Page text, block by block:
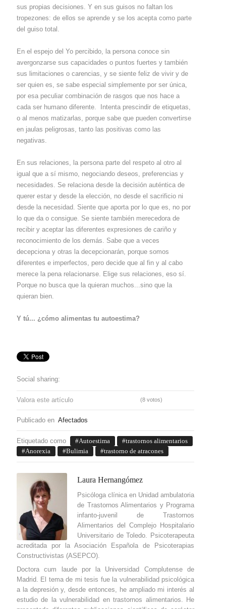
sus propias decisiones. Y en sus guisos no faltan los
tropezones: de ellos se aprende y se los acepta como parte
del guiso total.
En el espejo del Yo percibido, la persona conoce sin
avergonzarse sus capacidades o puntos fuertes y también
sus limitaciones o carencias, y se siente feliz de vivir y de
ser quien es, se sabe especial simplemente por ser única,
por esa peculiar combinación de rasgos que nos hace a
cada ser humano diferente. Intenta prescindir de etiquetas,
o al menos matizarlas, porque sabe que pueden convertirse
en jaulas peligrosas, tanto las positivas como las
negativas.
En sus relaciones, la persona parte del respeto al otro al
igual que a sí mismo, negociando deseos, preferencias y
necesidades. Se relaciona desde la decisión auténtica de
querer estar y desde la elección, no desde el sacrificio ni
desde la necesidad. Siente que aporta por lo que es, no por
lo que da o consigue. Se siente también merecedora de
recibir y aceptar las diferentes expresiones de cariño y
reconocimiento de los demás. Sabe que a veces
decepciona y otras la decepcionarán, porque somos
diferentes e imperfectos, pero decide que al fin y al cabo
merece la pena relacionarse. Elige sus relaciones, eso sí.
Porque no busca que la quieran muchos...sino que la
quieran bien.
Y tú... ¿cómo alimentas tu autoestima?
Social sharing:
Valora este artículo (8 votos)
Publicado en Afectados
Etiquetado como Autoestima
trastornos alimentarios
Anorexia
Bulimia trastorno de atracones
Laura Hernangómez
Psicóloga clínica en Unidad ambulatoria
de Trastornos Alimentarios y Programa
infanto-juvenil de Trastornos
Alimentarios del Complejo Hospitalario
Universitario de Toledo. Psicoterapeuta
acreditada por la Asociación Española de Psicoterapias
Constructivistas (ASEPCO).
Doctora cum laude por la Universidad Complutense de
Madrid. El tema de mi tesis fue la vulnerabilidad psicológica
a la depresión y, desde entonces, he ampliado mi interés al
estudio de la vulnerabilidad en trastornos alimentarios. He